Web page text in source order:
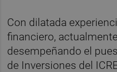
Con dilatada
financiero,
desempeñando el
de Inversiones del